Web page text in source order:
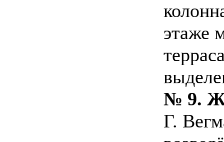
этаже
№ 9.
Г.